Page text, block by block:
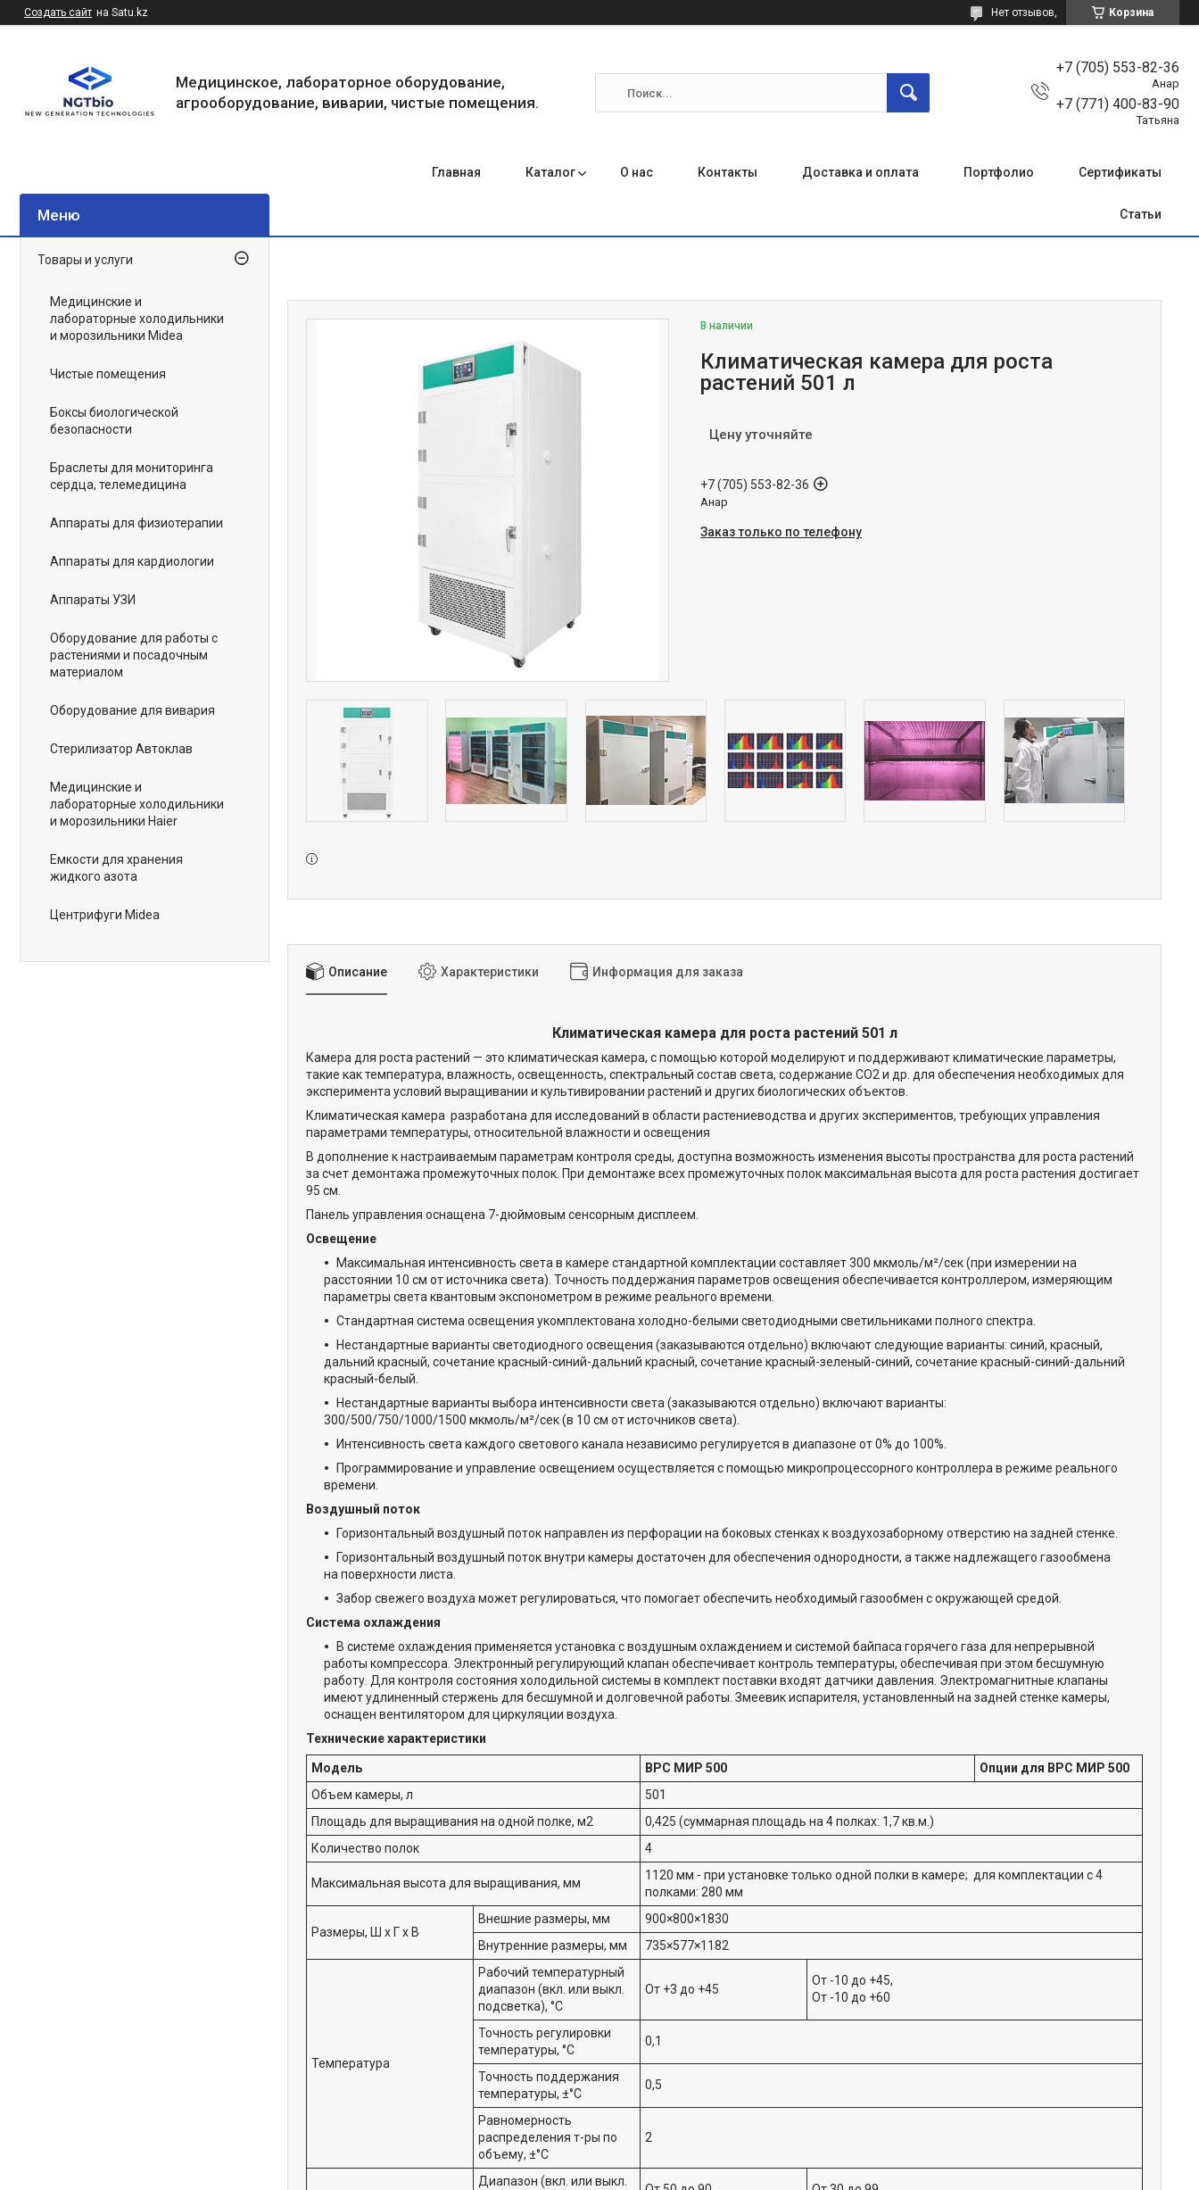
Создать сайт на Satu.kz Корзина
Нет отзывов,
Медицинское, лабораторное оборудование,
агрооборудование, виварии, чистые помещения.
+7 (705) 553-82-36
Анар
+7 (771) 400-83-90
Татьяна
Главная Каталог О нас Контакты Доставка и оплата Портфолио Сертификаты
Статьи
В наличии
Климатическая камера для роста
растений 501 л
Цену уточняйте
+7 (705) 553-82-36
Анар
Заказ только по телефону
Описание Характеристики Информация для заказа
Климатическая камера для роста растений 501 л
Камера для роста растений — это климатическая камера, с помощью которой моделируют и поддерживают климатические параметры,
такие как температура, влажность, освещенность, спектральный состав света, содержание CO2 и др. для обеспечения необходимых для
эксперимента условий выращивании и культивировании растений и других биологических объектов.
Климатическая камера разработана для исследований в области растениеводства и других экспериментов, требующих управления
параметрами температуры, относительной влажности и освещения
В дополнение к настраиваемым параметрам контроля среды, доступна возможность изменения высоты пространства для роста растений
за счет демонтажа промежуточных полок. При демонтаже всех промежуточных полок максимальная высота для роста растения достигает
95 см.
Панель управления оснащена 7-дюймовым сенсорным дисплеем.
Освещение
Максимальная интенсивность света в камере стандартной комплектации составляет 300 мкмоль/м²/сек (при измерении на
расстоянии 10 см от источника света). Точность поддержания параметров освещения обеспечивается контроллером, измеряющим
параметры света квантовым экспонометром в режиме реального времени.
Стандартная система освещения укомплектована холодно-белыми светодиодными светильниками полного спектра.
Нестандартные варианты светодиодного освещения (заказываются отдельно) включают следующие варианты: синий, красный,
дальний красный, сочетание красный-синий-дальний красный, сочетание красный-зеленый-синий, сочетание красный-синий-дальний
красный-белый.
Нестандартные варианты выбора интенсивности света (заказываются отдельно) включают варианты:
300/500/750/1000/1500 мкмоль/м²/сек (в 10 см от источников света).
Интенсивность света каждого светового канала независимо регулируется в диапазоне от 0% до 100%.
Программирование и управление освещением осуществляется с помощью микропроцессорного контроллера в режиме реального
времени.
Воздушный поток
Горизонтальный воздушный поток направлен из перфорации на боковых стенках к воздухозаборному отверстию на задней стенке.
Горизонтальный воздушный поток внутри камеры достаточен для обеспечения однородности, а также надлежащего газообмена
на поверхности листа.
Забор свежего воздуха может регулироваться, что помогает обеспечить необходимый газообмен с окружающей средой.
Система охлаждения
В системе охлаждения применяется установка с воздушным охлаждением и системой байпаса горячего газа для непрерывной
работы компрессора. Электронный регулирующий клапан обеспечивает контроль температуры, обеспечивая при этом бесшумную
работу. Для контроля состояния холодильной системы в комплект поставки входят датчики давления. Электромагнитные клапаны
имеют удлиненный стержень для бесшумной и долговечной работы. Змеевик испарителя, установленный на задней стенке камеры,
оснащен вентилятором для циркуляции воздуха.
Технические характеристики
Модель ВРС МИР 500
Опции для ВРС МИР 500
Объем камеры, л
501
Площадь для выращивания на одной полке, м2
0,425 (суммарная площадь на 4 полках: 1,7 кв.м.)
Количество полок
4
Максимальная высота для выращивания, мм
1120 мм - при установке только одной полки в камере; для комплектации с 4
полками: 280 мм
Размеры, Ш х Г х В
Внешние размеры, мм
900×800×1830
Внутренние размеры, мм
735×577×1182
Температура
Рабочий температурный
диапазон (вкл. или выкл.
подсветка), °С
От +3 до +45
От -10 до +45,
От -10 до +60
Точность регулировки
температуры, °С
0,1
Точность поддержания
температуры, ±°С
0,5
Равномерность
распределения т-ры по
объему, ±°С
2
Диапазон (вкл. или выкл.
Товары и услуги
Медицинские и
лабораторные холодильники
и морозильники Midea
Чистые помещения
Боксы биологической
безопасности
Браслеты для мониторинга
сердца, телемедицина
Аппараты для физиотерапии
Аппараты для кардиологии
Аппараты УЗИ
Оборудование для работы с
растениями и посадочным
материалом
Оборудование для вивария
Стерилизатор Автоклав
Медицинские и
лабораторные холодильники
и морозильники Haier
Емкости для хранения
жидкого азота
Центрифуги Midea